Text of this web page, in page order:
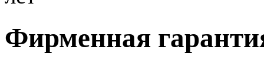
Фирменная